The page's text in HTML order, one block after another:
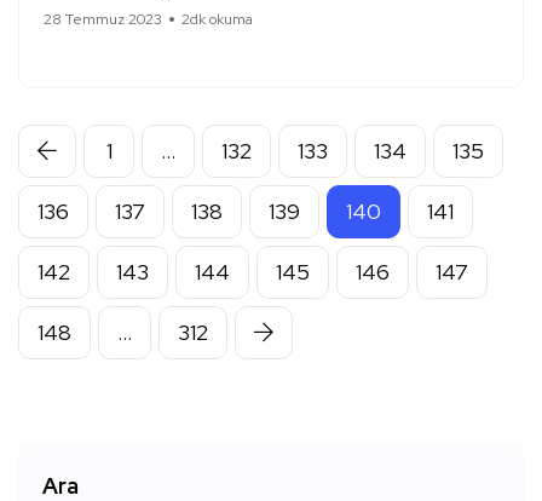
28 Temmuz 2023 2dk okuma
1 … 132 133 134 135
136 137 138 139 140 141
142 143 144 145 146 147
148 … 312
Ara